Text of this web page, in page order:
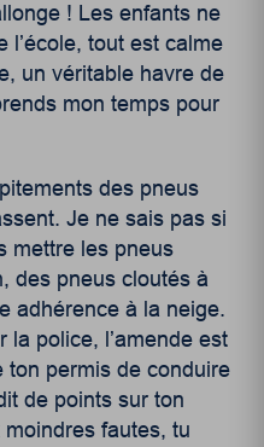
! Les enfants ne
l’école, tout est calme
un véritable havre de
mon temps pour
des pneus
Je ne sais pas si
mettre les pneus
des pneus cloutés à
adhérence à la neige.
la police, l’amende est
ton permis de conduire
de points sur ton
fautes, tu